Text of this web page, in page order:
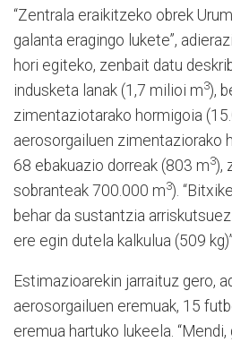
“Zentrala eraikitzeko obrek
galanta eragingo lukete”,
hori egiteko, zenbait datu
indusketa lanak (1,7 milioi m3),
zimentaziotarako hormigoia
aerosorgailuen zimentaziorako
68 ebakuazio dorreak (803 m3),
sobranteak 700.000 m3).
behar da sustantzia
ere egin dutela kalkulua (509 kg)”.
Estimazioarekin jarraituz gero,
aerosorgailuen eremuak, 15
eremua hartuko lukeela.